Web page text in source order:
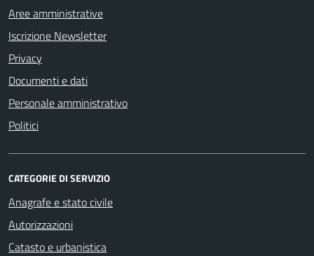
Aree amministrative
Iscrizione Newsletter
Privacy
Documenti e dati
Personale amministrativo
Politici
CATEGORIE DI SERVIZIO
Anagrafe e stato civile
Autorizzazioni
Catasto e urbanistica